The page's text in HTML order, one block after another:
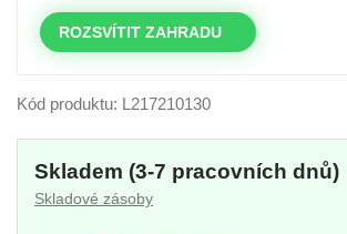
ROZSVÍTIT ZAHRADU
Kód produktu: L217210130
Skladem (3-7 pracovních dnů)
Skladové zásoby